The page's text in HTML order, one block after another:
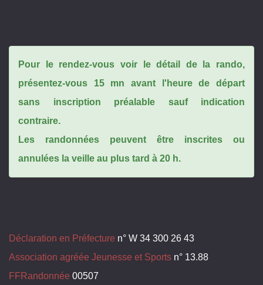
Pour le rendez-vous voir le détail de la rando,
présentez-vous 15 mn avant l'heure de départ
sans inscription préalable sauf indication
contraire.
Les randonnées peuvent être inscrites ou
annulées la veille au plus tard à 20 h.
Déclaration en Préfecture n° W 34 300 26 43
Association agréée Jeunesse et Sports n° 13.88
FFRandonnée 00507